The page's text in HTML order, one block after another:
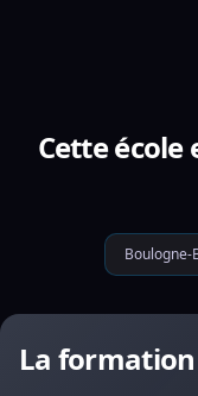
Cette école
La